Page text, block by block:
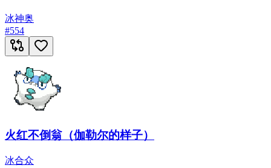
冰神奥
#554
火红不倒翁（伽勒尔的样子）
冰合众